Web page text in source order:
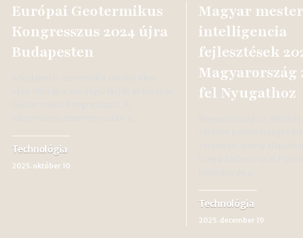
Európai Geotermikus
Kongresszus 2024 újra
Budapesten
Technológia
2025. október 10
Magyar
intelligencia
fejlesztések
fel Nyugathoz
Technológia
2025. december 19